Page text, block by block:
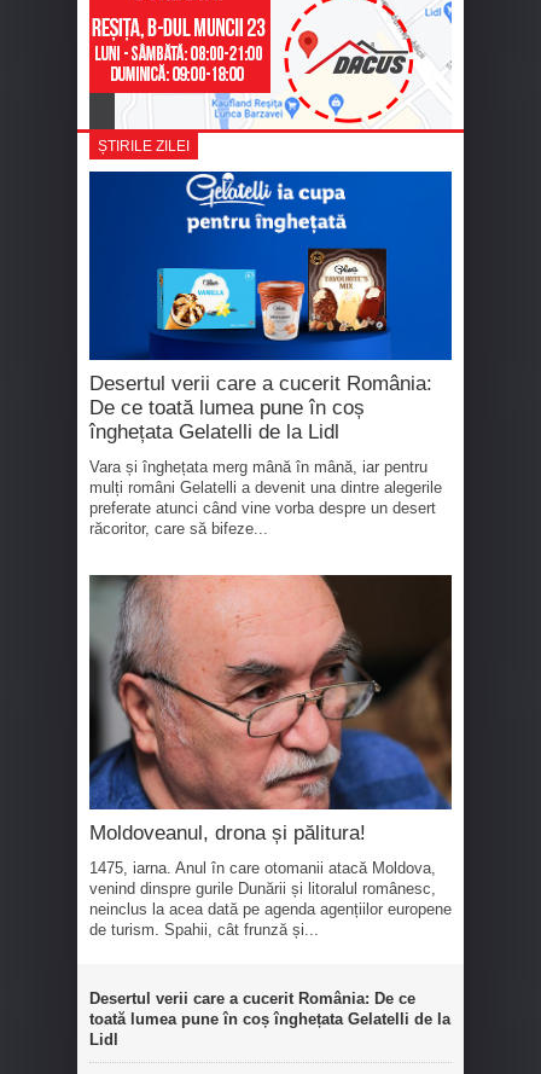
ȘTIRILE ZILEI
Desertul verii care a cucerit România:
De ce toată lumea pune în coș
înghețata Gelatelli de la Lidl
Vara și înghețata merg mână în mână, iar pentru
mulți români Gelatelli a devenit una dintre alegerile
preferate atunci când vine vorba despre un desert
răcoritor, care să bifeze...
Moldoveanul, drona și pălitura!
1475, iarna. Anul în care otomanii atacă Moldova,
venind dinspre gurile Dunării și litoralul românesc,
neinclus la acea dată pe agenda agențiilor europene
de turism. Spahii, cât frunză și...
Desertul verii care a cucerit România: De ce
toată lumea pune în coș înghețata Gelatelli de la
Lidl